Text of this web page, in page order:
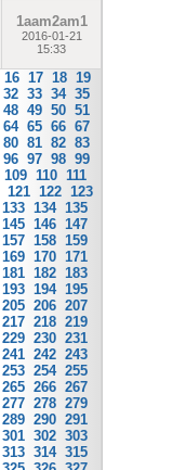
1aam2am1
2016-01-21
15:33
16 17 18 19
32 33 34 35
48 49 50 51
64 65 66 67
80 81 82 83
96 97 98 99
109 110 111
121 122 123
133 134 135
145 146 147
157 158 159
169 170 171
181 182 183
193 194 195
205 206 207
217 218 219
229 230 231
241 242 243
253 254 255
265 266 267
277 278 279
289 290 291
301 302 303
313 314 315